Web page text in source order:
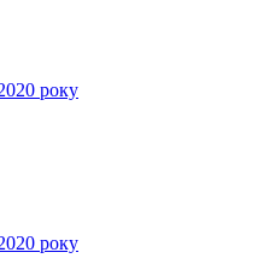
року
року